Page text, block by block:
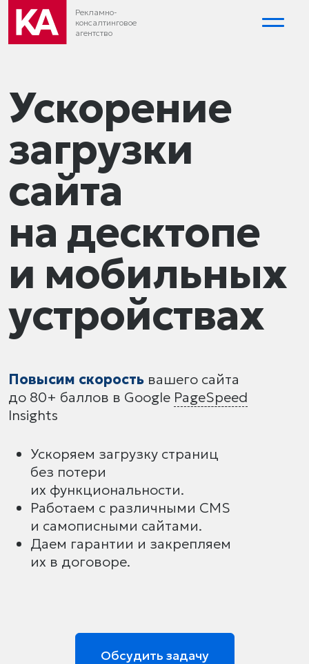
Рекламно-
консалтинговое
агентство
Ускорение
загрузки
сайта
на десктопе
и мобильных
устройствах
Повысим скорость вашего сайта
до 80+ баллов в Google PageSpeed
Insights
Ускоряем загрузку страниц
без потери
их функциональности.
Работаем с различными CMS
и самописными сайтами.
Даем гарантии и закрепляем
их в договоре.
Обсудить задачу